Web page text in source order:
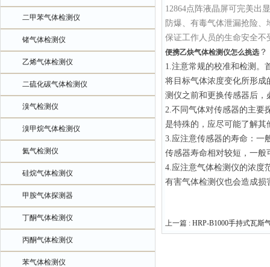
二甲苯气体检测仪
锗气体检测仪
乙烯气体检测仪
二硫化碳气体检测仪
溴气检测仪
溴甲烷气体检测仪
氦气检测仪
硅烷气体检测仪
甲胺气体探测器
丁酮气体检测仪
丙酮气体检测仪
苯气体检测仪
12864点阵液晶屏可完美出
防爆、有毒气体泄漏抢险
保证工作人员的生命安全
便携乙炔气体检测仪怎么挑选 ？
1.注意常规的校准和检测 。
将目标气体浓度变化所形
测仪之前和更换传感器后
2.不同气体对传感器的主要
是特殊的，应尽可能了解
3.应注意传感器的寿命：一
传感器寿命相对较短，一般
4.应注意气体检测仪的浓度
有害气体检测仪也会造成损
上一篇 : HRP-B1000手持式瓦斯